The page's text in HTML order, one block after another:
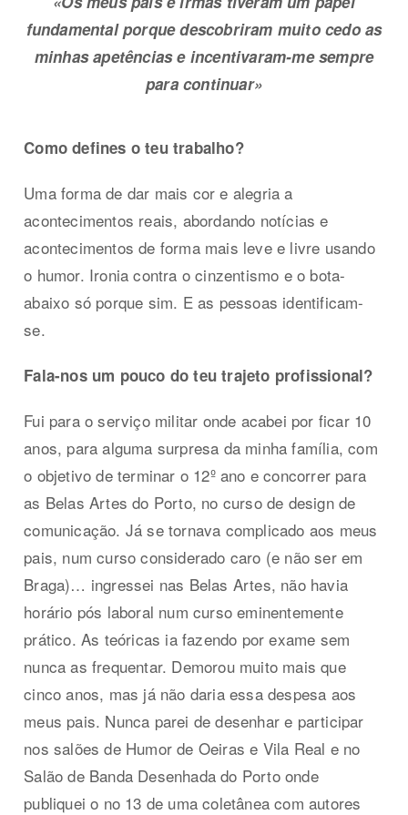
fundamental porque descobriram muito cedo as
minhas apetênciase incentivaram-me sempre
para continuar»
Como defines o teu trabalho?
Uma forma de dar mais cor e alegria a
acontecimentos reais, abordando notícias e
acontecimentos de forma mais leve e livre usando
o humor. Ironia contra o cinzentismo e o bota-
abaixo só porque sim. E as pessoas identificam-
se.
Fala-nos um pouco do teu trajeto profissional?
Fui para o serviço militar onde acabei por ficar 10
anos, para alguma surpresa da minha família, com
o objetivo de terminar o 12º ano e concorrer para
as Belas Artes do Porto, no curso de design de
comunicação. Já se tornava complicado aos meus
pais, num curso considerado caro (e não ser em
Braga)… ingressei nas Belas Artes, não havia
horário pós laboral num curso eminentemente
prático. As teóricas ia fazendo por exame sem
nunca as frequentar. Demorou muito mais que
cinco anos, mas já não daria essa despesa aos
meus pais. Nunca parei de desenhar e participar
nos salões de Humor de Oeiras e Vila Real e no
Salão de Banda Desenhada do Porto onde
publiquei o no 13 de uma coletânea com autores